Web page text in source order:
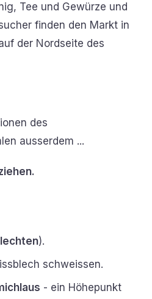
Tee und Gewürze und
finden den Markt in
der Nordseite des
des
ausserdem ...
).
schweissen.
- ein Höhepunkt